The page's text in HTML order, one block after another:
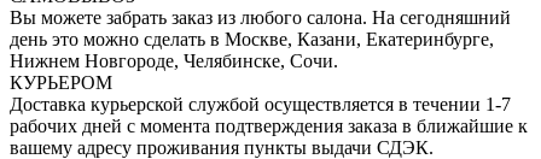
Вы можете забрать заказ из любого салона. На сегодняшний
день это можно сделать в Москве, Казани, Екатеринбурге,
Нижнем Новгороде, Челябинске, Сочи.
КУРЬЕРОМ
Доставка курьерской службой осуществляется в течении 1-7
рабочих дней с момента подтверждения заказа в ближайшие к
вашему адресу проживания пункты выдачи СДЭК.